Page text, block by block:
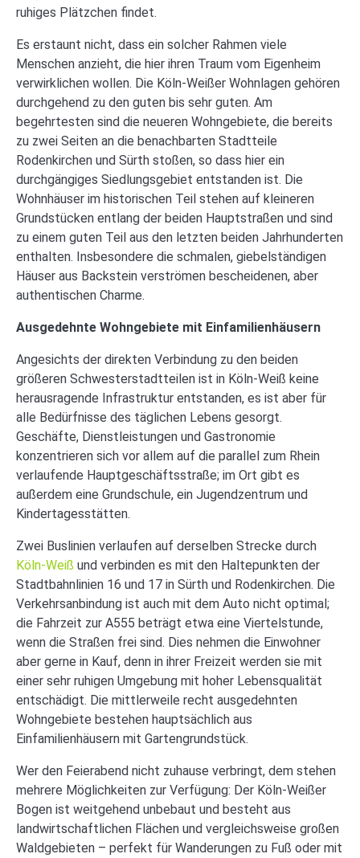
ruhiges Plätzchen findet.
Es erstaunt nicht, dass ein solcher Rahmen viele
Menschen anzieht, die hier ihren Traum vom Eigenheim
verwirklichen wollen. Die Köln-Weißer Wohnlagen gehören
durchgehend zu den guten bis sehr guten. Am
begehrtesten sind die neueren Wohngebiete, die bereits
zu zwei Seiten an die benachbarten Stadtteile
Rodenkirchen und Sürth stoßen, so dass hier ein
durchgängiges Siedlungsgebiet entstanden ist. Die
Wohnhäuser im historischen Teil stehen auf kleineren
Grundstücken entlang der beiden Hauptstraßen und sind
zu einem guten Teil aus den letzten beiden Jahrhunderten
enthalten. Insbesondere die schmalen, giebelständigen
Häuser aus Backstein verströmen bescheidenen, aber
authentischen Charme.
Ausgedehnte Wohngebiete mit Einfamilienhäusern
Angesichts der direkten Verbindung zu den beiden
größeren Schwesterstadtteilen ist in Köln-Weiß keine
herausragende Infrastruktur entstanden, es ist aber für
alle Bedürfnisse des täglichen Lebens gesorgt.
Geschäfte, Dienstleistungen und Gastronomie
konzentrieren sich vor allem auf die parallel zum Rhein
verlaufende Hauptgeschäftsstraße; im Ort gibt es
außerdem eine Grundschule, ein Jugendzentrum und
Kindertagesstätten.
Zwei Buslinien verlaufen auf derselben Strecke durch
Köln-Weiß und verbinden es mit den Haltepunkten der
Stadtbahnlinien 16 und 17 in Sürth und Rodenkirchen. Die
Verkehrsanbindung ist auch mit dem Auto nicht optimal;
die Fahrzeit zur A555 beträgt etwa eine Viertelstunde,
wenn die Straßen frei sind. Dies nehmen die Einwohner
aber gerne in Kauf, denn in ihrer Freizeit werden sie mit
einer sehr ruhigen Umgebung mit hoher Lebensqualität
entschädigt. Die mittlerweile recht ausgedehnten
Wohngebiete bestehen hauptsächlich aus
Einfamilienhäusern mit Gartengrundstück.
Wer den Feierabend nicht zuhause verbringt, dem stehen
mehrere Möglichkeiten zur Verfügung: Der Köln-Weißer
Bogen ist weitgehend unbebaut und besteht aus
landwirtschaftlichen Flächen und vergleichsweise großen
Waldgebieten – perfekt für Wanderungen zu Fuß oder mit